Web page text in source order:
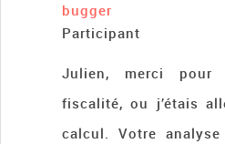
bugger
Participant
Julien, merci
fiscalité, ou j’étais
calcul. Votre